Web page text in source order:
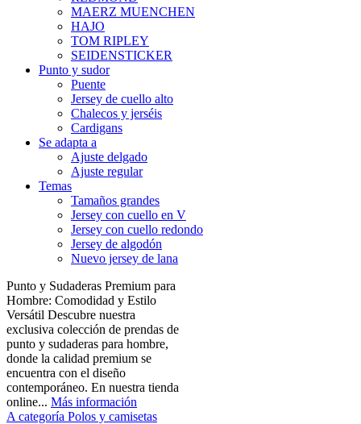
MAERZ MUENCHEN
HAJO
TOM RIPLEY
SEIDENSTICKER
Punto y sudor
Puente
Jersey de cuello alto
Chalecos y jerséis
Cardigans
Se adapta a
Ajuste delgado
Ajuste regular
Temas
Tamaños grandes
Jersey con cuello en V
Jersey con cuello redondo
Jersey de algodón
Nuevo jersey de lana
Punto y Sudaderas Premium para
Hombre: Comodidad y Estilo
Versátil Descubre nuestra
exclusiva colección de prendas de
punto y sudaderas para hombre,
donde la calidad premium se
encuentra con el diseño
contemporáneo. En nuestra tienda
online... Más información
A categoría Polos y camisetas